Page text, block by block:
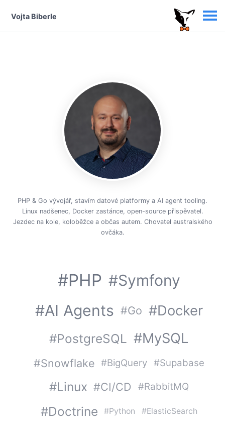
Vojta Biberle
PHP & Go vývojář, stavím datové platformy a AI agent tooling.
Linux nadšenec, Docker zastánce, open-source přispěvatel.
Jezdec na kole, koloběžce a občas autem. Chovatel australského
ovčáka.
#PHP #Symfony
#AI Agents #Go #Docker
#PostgreSQL #MySQL
#Snowflake #BigQuery #Supabase
#Linux #CI/CD #RabbitMQ
#Doctrine #Python #ElasticSearch